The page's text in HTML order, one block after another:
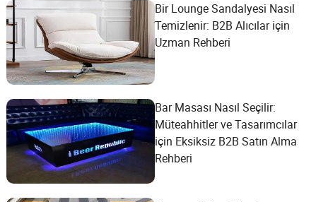
Bir Lounge Sandalyesi Nasıl
Temizlenir: B2B Alıcılar için
Uzman Rehberi
Bar Masası Nasıl Seçilir:
Müteahhitler ve Tasarımcılar
için Eksiksiz B2B Satın Alma
Rehberi